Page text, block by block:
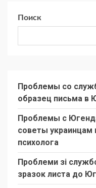
Поиск
Проблемы со
образец письма в
Проблемы с
советы украинцам
психолога
Проблеми зі
зразок листа до